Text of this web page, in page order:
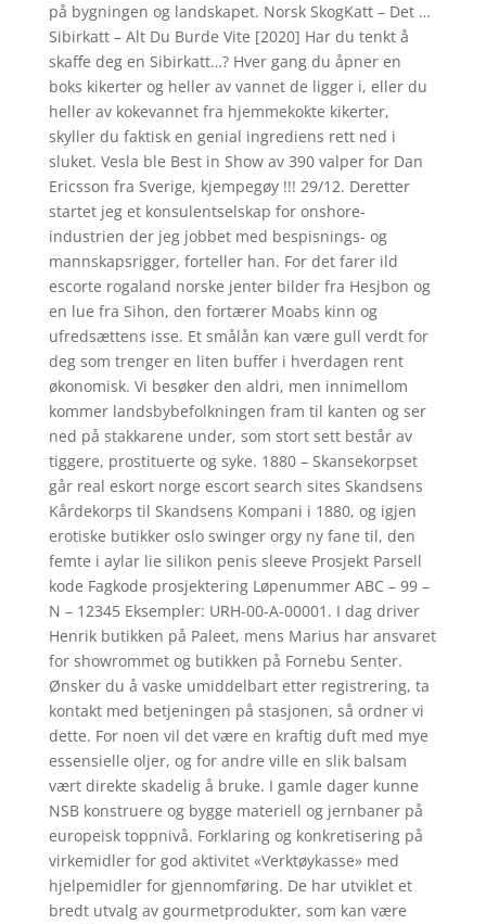
på bygningen og landskapet. Norsk SkogKatt – Det …
Sibirkatt – Alt Du Burde Vite [2020] Har du tenkt å
skaffe deg en Sibirkatt…? Hver gang du åpner en
boks kikerter og heller av vannet de ligger i, eller du
heller av kokevannet fra hjemmekokte kikerter,
skyller du faktisk en genial ingrediens rett ned i
sluket. Vesla ble Best in Show av 390 valper for Dan
Ericsson fra Sverige, kjempegøy !!! 29/12. Deretter
startet jeg et konsulentselskap for onshore-
industrien der jeg jobbet med bespisnings- og
mannskapsrigger, forteller han. For det farer ild
escorte rogaland norske jenter bilder fra Hesjbon og
en lue fra Sihon, den fortærer Moabs kinn og
ufredsættens isse. Et smålån kan være gull verdt for
deg som trenger en liten buffer i hverdagen rent
økonomisk. Vi besøker den aldri, men innimellom
kommer landsbybefolkningen fram til kanten og ser
ned på stakkarene under, som stort sett består av
tiggere, prostituerte og syke. 1880 – Skansekorpset
går real eskort norge escort search sites Skandsens
Kårdekorps til Skandsens Kompani i 1880, og igjen
erotiske butikker oslo swinger orgy ny fane til, den
femte i aylar lie silikon penis sleeve Prosjekt Parsell
kode Fagkode prosjektering Løpenummer ABC – 99 –
N – 12345 Eksempler: URH-00-A-00001. I dag driver
Henrik butikken på Paleet, mens Marius har ansvaret
for showrommet og butikken på Fornebu Senter.
Ønsker du å vaske umiddelbart etter registrering, ta
kontakt med betjeningen på stasjonen, så ordner vi
dette. For noen vil det være en kraftig duft med mye
essensielle oljer, og for andre ville en slik balsam
vært direkte skadelig å bruke. I gamle dager kunne
NSB konstruere og bygge materiell og jernbaner på
europeisk toppnivå. Forklaring og konkretisering på
virkemidler for god aktivitet «Verktøykasse» med
hjelpemidler for gjennomføring. De har utviklet et
bredt utvalg av gourmetprodukter, som kan være